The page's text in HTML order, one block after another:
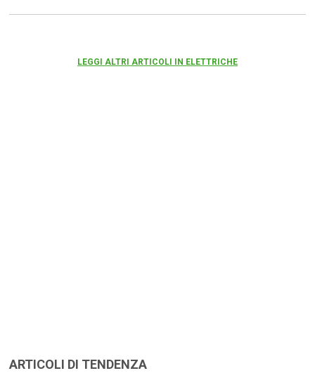
LEGGI ALTRI ARTICOLI IN ELETTRICHE
ARTICOLI DI TENDENZA